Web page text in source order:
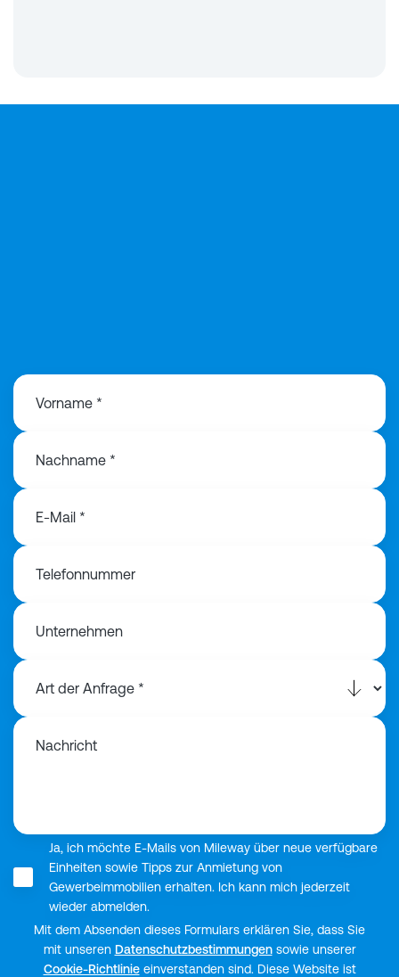
Vorname *
Nachname *
E-Mail *
Telefonnummer
Unternehmen
Nachricht
Ja, ich möchte E-Mails von Mileway über neue verfügbare
Einheiten sowie Tipps zur Anmietung von
Gewerbeimmobilien erhalten. Ich kann mich jederzeit
wieder abmelden.
Mit dem Absenden dieses Formulars erklären Sie, dass Sie
mit unseren Datenschutzbestimmungensowie unserer
Cookie-Richtlinieeinverstanden sind. Diese Website ist